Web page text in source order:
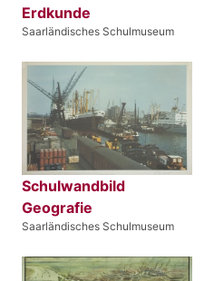
Erdkunde
Saarländisches Schulmuseum
Schulwandbild
Geografie
Saarländisches Schulmuseum